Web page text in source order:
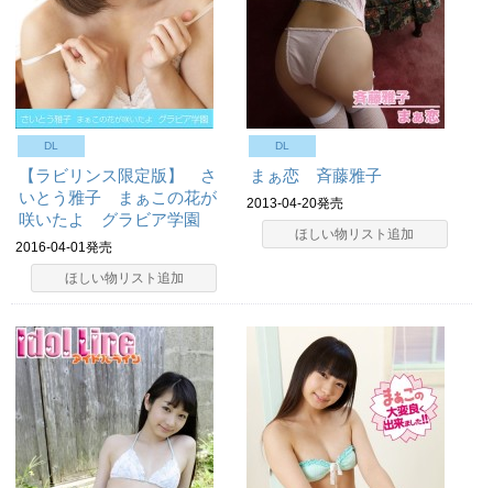
DL
【ラビリンス限定版】 さ
いとう雅子 まぁこの花が
咲いたよ グラビア学園
2016-04-01発売
ほしい物リスト追加
DL
まぁ恋 斉藤雅子
2013-04-20発売
ほしい物リスト追加